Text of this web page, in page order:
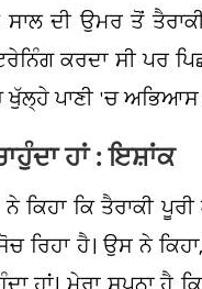
ਦੀ ਉਮਰ ਤੋਂ
ਕਰਦਾ ਸੀ ਪਰ
ਪਾਣੀ 'ਚ ਅਭਿਆਸ
ਹਾਂ : ਇਸ਼ਾਂਕ
ਕਿਹਾ ਕਿ ਤੈਰਾਕੀ
ਹੈ। ਉਸ ਨੇ